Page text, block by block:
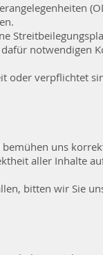
notwendigen
oder verpflichtet
uns
aller Inhalte
bitten wir Sie